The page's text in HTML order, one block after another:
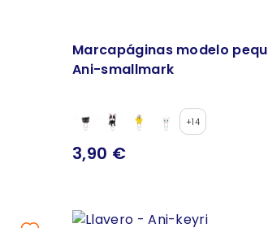
Marcapáginas modelo
Ani-smallmark
+14
3,90 €